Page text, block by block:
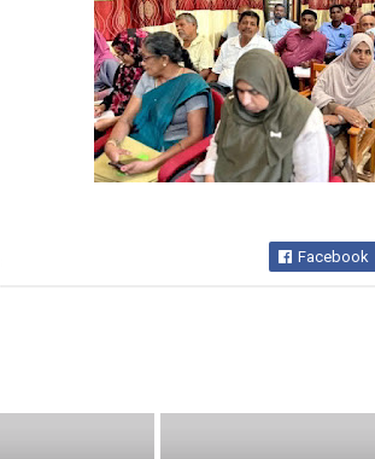
Facebook